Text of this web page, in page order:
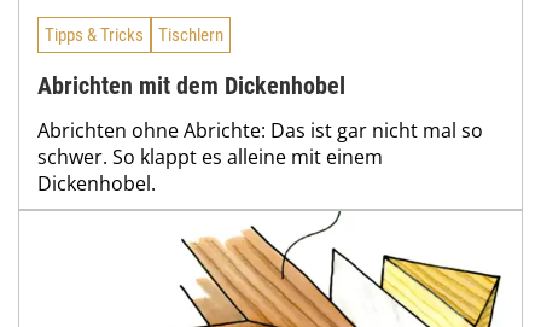
Tipps & Tricks Tischlern
Abrichten mit dem Dickenhobel
Abrichten ohne Abrichte: Das ist gar nicht mal so
schwer. So klappt es alleine mit einem
Dickenhobel.